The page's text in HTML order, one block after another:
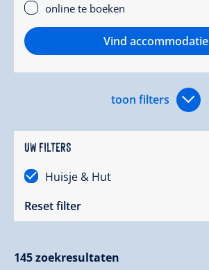
online te boeken
Vind accommodatie
toon filters
UW FILTERS
Huisje & Hut
Reset filter
145zoekresultaten